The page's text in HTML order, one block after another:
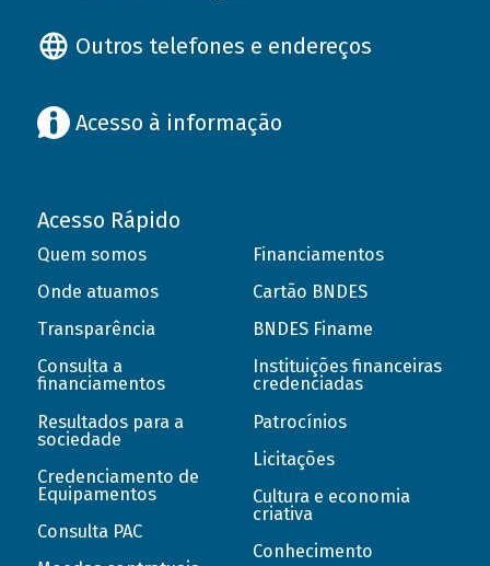
Outros telefones e endereços
Acesso à informação
Acesso Rápido
Quem somos
Onde atuamos
Transparência
Consulta a
financiamentos
Resultados para a
sociedade
Credenciamento de
Equipamentos
Consulta PAC
Financiamentos
Cartão BNDES
BNDES Finame
Instituições financeiras
credenciadas
Patrocínios
Licitações
Cultura e economia
criativa
Conhecimento